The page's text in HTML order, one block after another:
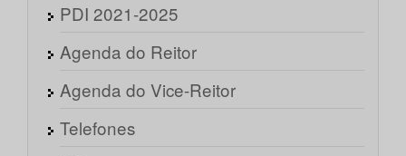
PDI 2021-2025
Agenda do Reitor
Agenda do Vice-Reitor
Telefones